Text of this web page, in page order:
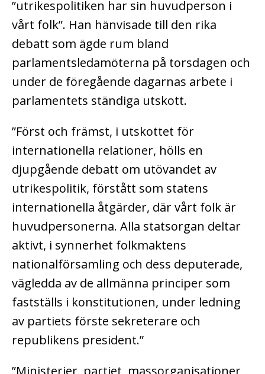
”utrikespolitiken har sin huvudperson i
vårt folk”. Han hänvisade till den rika
debatt som ägde rum bland
parlamentsledamöterna på torsdagen och
under de föregående dagarnas arbete i
parlamentets ständiga utskott.
”Först och främst, i utskottet för
internationella relationer, hölls en
djupgående debatt om utövandet av
utrikespolitik, förstått som statens
internationella åtgärder, där vårt folk är
huvudpersonerna. Alla statsorgan deltar
aktivt, i synnerhet folkmaktens
nationalförsamling och dess deputerade,
vägledda av de allmänna principer som
fastställs i konstitutionen, under ledning
av partiets förste sekreterare och
republikens president.”
”Ministerier, partiet, massorganisationer